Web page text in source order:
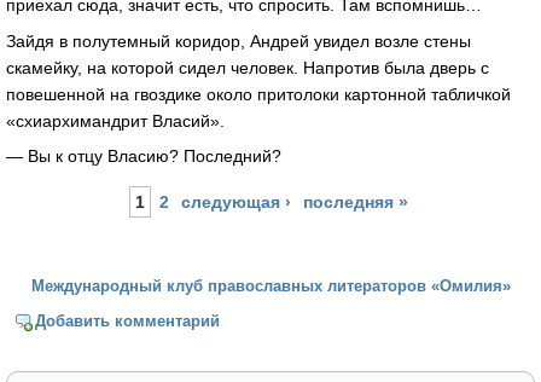
приехал сюда, значит есть, что спросить. Там вспомнишь…
Зайдя в полутемный коридор, Андрей увидел возле стены
скамейку, на которой сидел человек. Напротив была дверь с
повешенной на гвоздике около притолоки картонной табличкой
«схиархимандрит Власий».
— Вы к отцу Власию? Последний?
1 2 следующая › последняя »
Международный клуб православных литераторов «Омилия»
Добавить комментарий